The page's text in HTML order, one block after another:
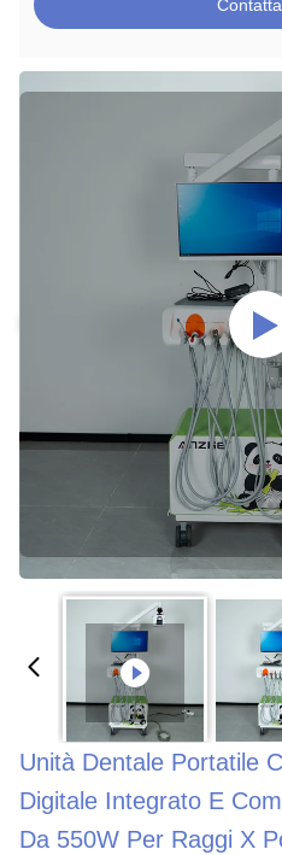
Unità Dentale Portatile
Digitale Integrato E
Da 550W Per Raggi X